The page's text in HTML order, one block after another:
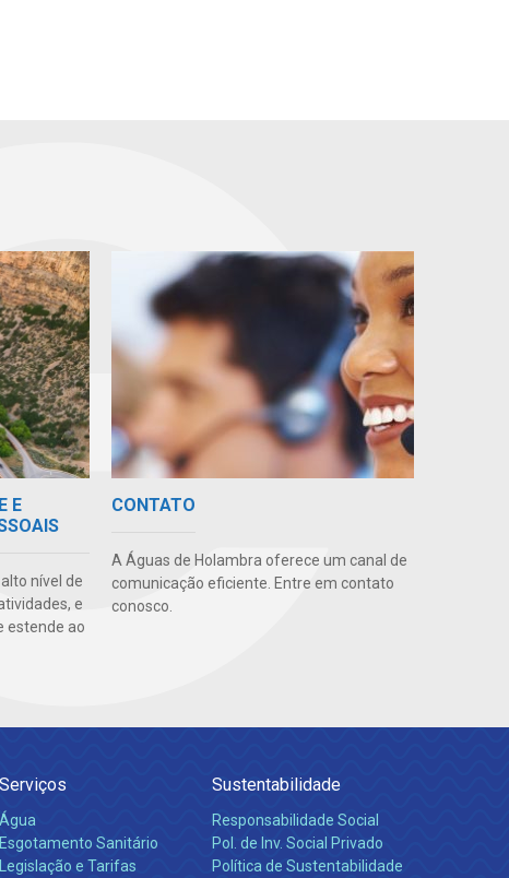
E
nível de
e
estende ao
CONTATO
A Águas de Holambra oferece um canal de
comunicação eficiente. Entre em contato
conosco.
Serviços
Água
Esgotamento Sanitário
Legislação e Tarifas
Sustentabilidade
Responsabilidade Social
Pol. de Inv. Social Privado
Política de Sustentabilidade